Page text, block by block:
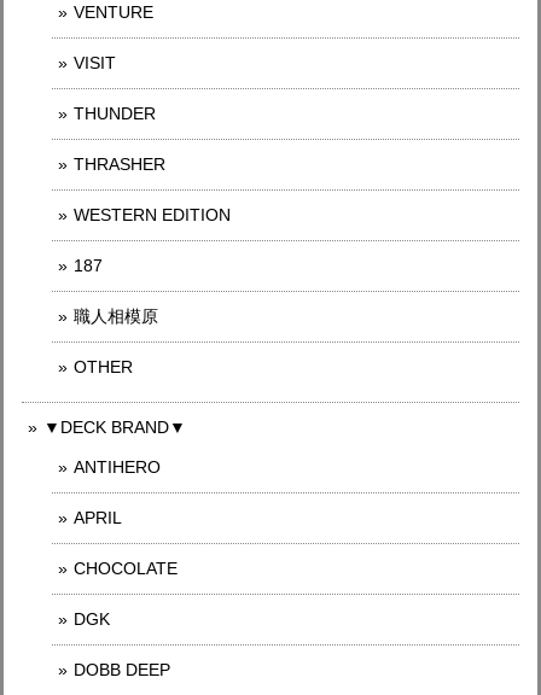
VENTURE
VISIT
THUNDER
THRASHER
WESTERN EDITION
187
職人相模原
OTHER
▼DECK BRAND▼
ANTIHERO
APRIL
CHOCOLATE
DGK
DOBB DEEP